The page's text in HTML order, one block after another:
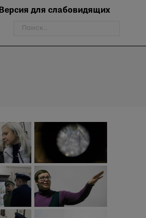
Версия для слабовидящих
Поиск: